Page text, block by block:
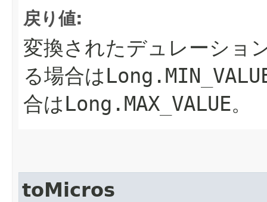
戻り値:
変換されたデュレーショ
る場合は
合はLong.MAX_VALUE。
toMicros